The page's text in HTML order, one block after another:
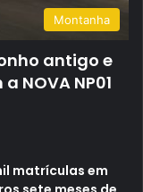
Montanha
antigo e
NOVA NP01
matrículas em